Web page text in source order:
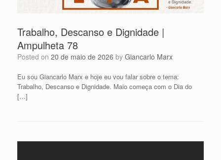
Trabalho, Descanso e Dignidade |
Ampulheta 78
Posted on 20 de maio de 2026 by Giancarlo Marx
Eu sou Giancarlo Marx e hoje eu vou falar sobre o tema:
Trabalho, Descanso e Dignidade. Maio começa com o Dia do
[…]